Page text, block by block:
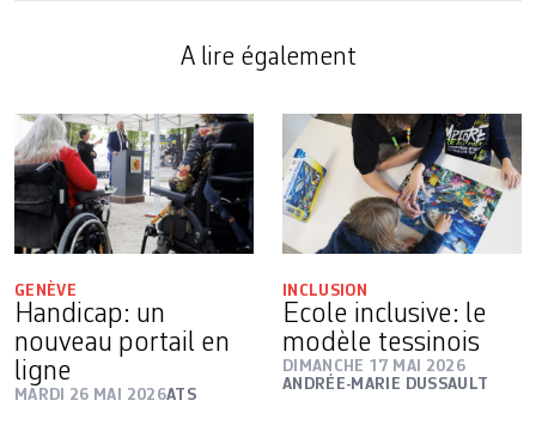
A lire également
GENÈVE
Handicap: un
nouveau portail en
ligne
MARDI 26 MAI 2026ATS
INCLUSION
Ecole inclusive: le
modèle tessinois
DIMANCHE 17 MAI 2026
ANDRÉE-MARIE DUSSAULT